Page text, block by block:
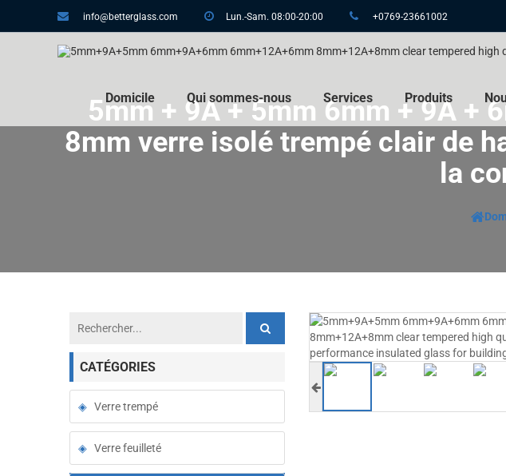
info@betterglass.com Lun.-Sam. 08:00-20:00 +0769-23661002
Domicile Qui sommes-nous Services Produits
5mm + 9A + 5mm 6mm + 9A +
8mm verre isolé trempé clair de
la
CATÉGORIES
Verre trempé
Verre feuilleté